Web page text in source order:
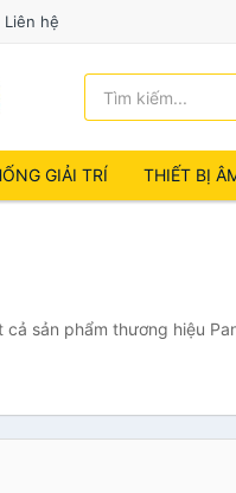
Liên hệ
GIẢI TRÍ THIẾT BỊ
cả sản phẩm thương hiệu